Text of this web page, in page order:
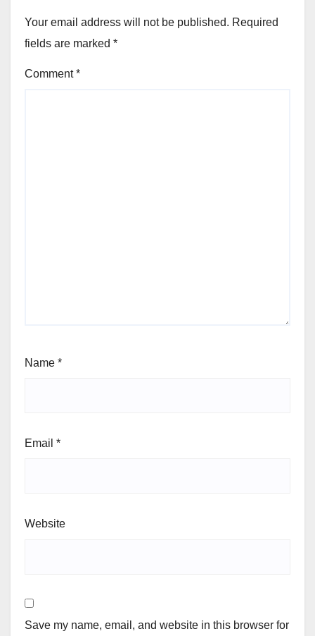
Your email address will not be published. Required
fields are marked *
Comment*
Name *
Email *
Website
Save my name, email, and website in this browser for